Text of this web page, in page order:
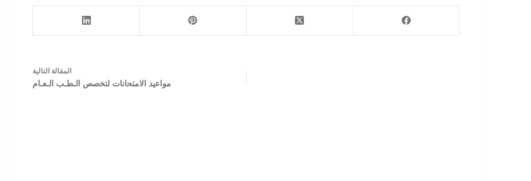
المقالة التالية
مواعيد الامتحانات لتخصص الـطـب الـعـام